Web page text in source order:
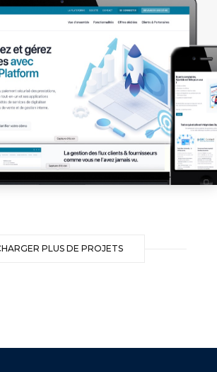
PLUS DE PROJETS